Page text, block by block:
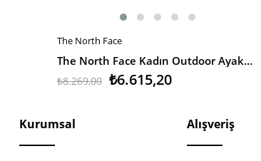
SEPETE EKLE
The North Face
The North Face Kadın Outdoor Ayakkabı Vectiv Taraval
₺6.615,20
₺8.269,00
Kurumsal Alışveriş